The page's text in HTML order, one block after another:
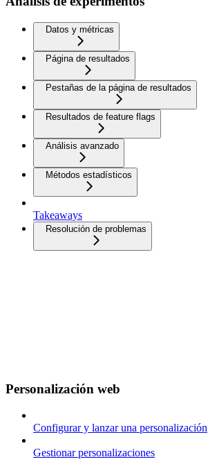
Datos y métricas
Página de resultados
Pestañas de la página de resultados
Resultados de feature flags
Análisis avanzado
Métodos estadísticos
Takeaways
Resolución de problemas
Personalización web
Configurar y lanzar una personalización
Gestionar personalizaciones